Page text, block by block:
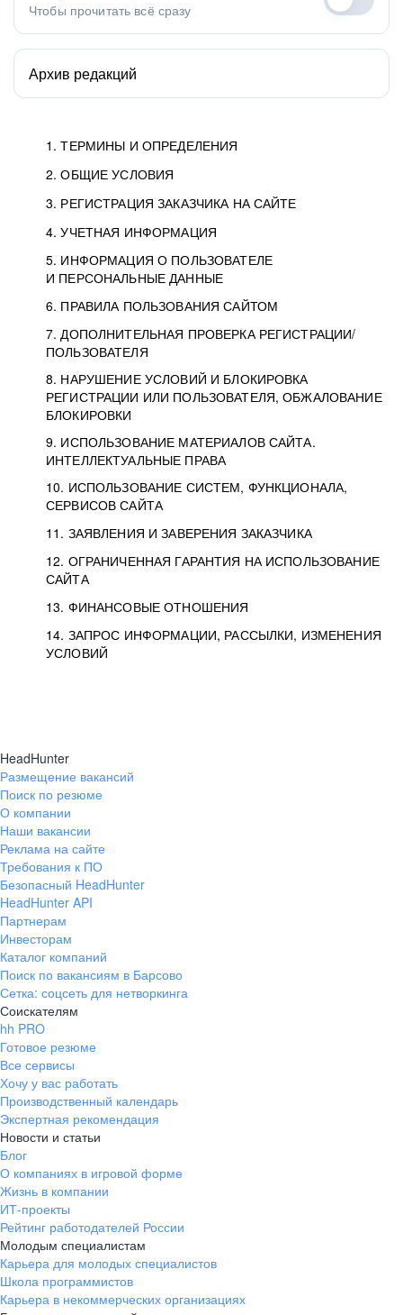
1. ТЕРМИНЫ И ОПРЕДЕЛЕНИЯ
2. ОБЩИЕ УСЛОВИЯ
3. РЕГИСТРАЦИЯ ЗАКАЗЧИКА НА САЙТЕ
4. УЧЕТНАЯ ИНФОРМАЦИЯ
5. ИНФОРМАЦИЯ О ПОЛЬЗОВАТЕЛЕ
И ПЕРСОНАЛЬНЫЕ ДАННЫЕ
6. ПРАВИЛА ПОЛЬЗОВАНИЯ САЙТОМ
7. ДОПОЛНИТЕЛЬНАЯ ПРОВЕРКА РЕГИСТРАЦИИ/
ПОЛЬЗОВАТЕЛЯ
8. НАРУШЕНИЕ УСЛОВИЙ И БЛОКИРОВКА
РЕГИСТРАЦИИ ИЛИ ПОЛЬЗОВАТЕЛЯ, ОБЖАЛОВАНИЕ
БЛОКИРОВКИ
9. ИСПОЛЬЗОВАНИЕ МАТЕРИАЛОВ САЙТА.
ИНТЕЛЛЕКТУАЛЬНЫЕ ПРАВА
10. ИСПОЛЬЗОВАНИЕ СИСТЕМ, ФУНКЦИОНАЛА,
СЕРВИСОВ САЙТА
11. ЗАЯВЛЕНИЯ И ЗАВЕРЕНИЯ ЗАКАЗЧИКА
12. ОГРАНИЧЕННАЯ ГАРАНТИЯ НА ИСПОЛЬЗОВАНИЕ
САЙТА
13. ФИНАНСОВЫЕ ОТНОШЕНИЯ
14. ЗАПРОС ИНФОРМАЦИИ, РАССЫЛКИ, ИЗМЕНЕНИЯ
УСЛОВИЙ
Чтобы прочитать всё сразу
Архив редакций
HeadHunter
Размещение вакансий
Поиск по резюме
О компании
Наши вакансии
Реклама на сайте
Требования к ПО
Безопасный HeadHunter
HeadHunter API
Партнерам
Инвесторам
Каталог компаний
Поиск по вакансиям в Барсово
Сетка: соцсеть для нетворкинга
Соискателям
hh PRO
Готовое резюме
Все сервисы
Хочу у вас работать
Производственный календарь
Экспертная рекомендация
Новости и статьи
Блог
О компаниях в игровой форме
Жизнь в компании
ИТ-проекты
Рейтинг работодателей России
Молодым специалистам
Карьера для молодых специалистов
Школа программистов
Карьера в некоммерческих организациях